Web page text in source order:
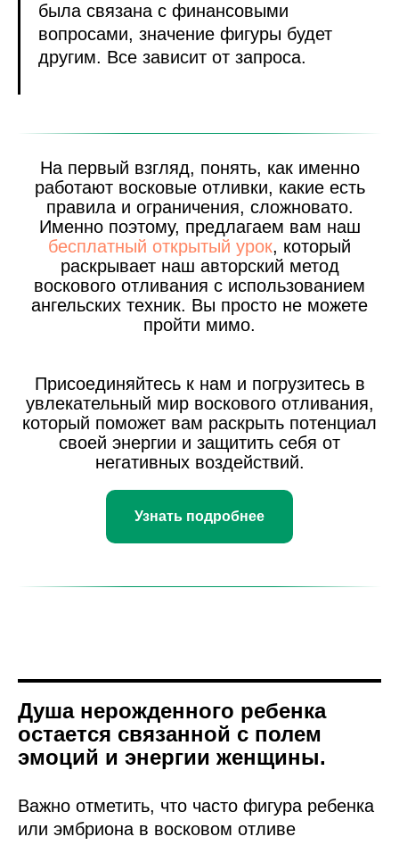
была связана с финансовыми
вопросами, значение фигуры будет
другим. Все зависит от запроса.
На первый взгляд, понять, как именно
работают восковые отливки, какие есть
правила и ограничения, сложновато.
Именно поэтому, предлагаем вам наш
бесплатный открытый урок, который
раскрывает наш авторский метод
воскового отливания с использованием
ангельских техник. Вы просто не можете
пройти мимо.
Присоединяйтесь к нам и погрузитесь в
увлекательный мир воскового отливания,
который поможет вам раскрыть потенциал
своей энергии и защитить себя от
негативных воздействий.
Узнать подробнее
Душа нерожденного ребенка
остается связанной с полем
эмоций и энергии женщины.
Важно отметить, что часто фигура ребенка
или эмбриона в восковом отливе